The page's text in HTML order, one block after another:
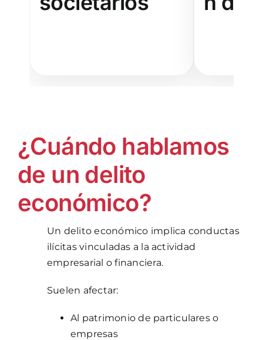
¿Cuándo hablamos
de un delito
económico?
Un delito económico implica conductas
ilícitas vinculadas a la actividad
empresarial o financiera.
Suelen afectar:
Al patrimonio de particulares o
empresas